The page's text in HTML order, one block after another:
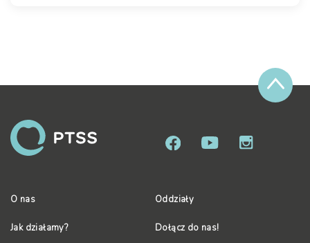
O nas Oddziały
Jak działamy? Dołącz do nas!